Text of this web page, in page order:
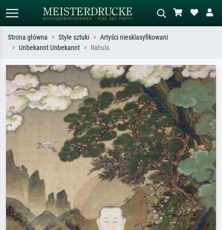
Szukaj wg artysty, tytułu lub stylu – np.
Monet, Gwiaździsta noc,
impresjonizm, fala Hokusaia, akt.
Opisz scenę – np. zielona łąka,
abstrakcja z czerwienią, ciemny olej,
stojący akt obok drzewa.
Strona główna Style sztuki
Artyści niesklasyfikowani
Unbekannt Unbekannt
Rahula